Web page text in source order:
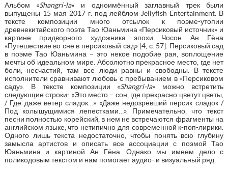
Альбом «Shangri-la» и одноимённый заглавный трек были
выпущены 15 мая 2017 г. под лейблом Jellyfish Entertainment. В
тексте композиции много отсылок к поэме-утопии
древнекитайского поэта Тао Юаньмина «Персиковый источник» и
картине придворного художника эпохи Чосон Ан Гёна
«Путешествие во сне в персиковый сад» [4, с. 57]. Персиковый сад
в поэме Тао Юаньмина – это некое подобие рая, воплощение
мечты об идеальном мире. Абсолютно прекрасное место, где нет
боли, несчастий, там все люди равны и свободны. В тексте
исполнители сравнивают любовь с пребыванием в «Персиковом
саду». В тексте композиции «Shangri-la» можно встретить
следующие строки: «Это место – сон, где прекрасно цветут цветы,
/ Где даже ветер сладок…» «Даже недозревший персик сладок /
Под колышущимися лепестками…». Примечательно, что текст
песни полностью корейский, в нем не встречаются фрагменты на
английском языке, что нетипично для современной к-поп-лирики.
Одного лишь текста недостаточно, чтобы понять всю глубину
замысла артистов и описать все ассоциации с поэмой Тао
Юаньмина и картиной Ан Гёна. Однако мы имеем дело с
поликодовым текстом и нам помогает аудио- и визуальный ряд.